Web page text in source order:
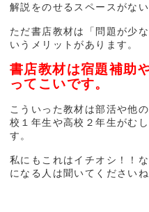
解説をのせるスペースがない
ただ書店教材は「問題が少
いうメリットがあります。
書店教材は宿題補助
ってこいです。
こういった教材は部活や他
校１年生や高校２年生がむ
す。
私にもこれはイチオシ！！
になる人は聞いてください